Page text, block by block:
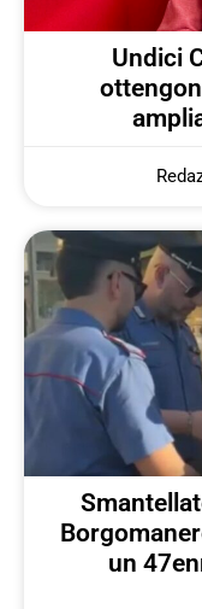
Undici
un